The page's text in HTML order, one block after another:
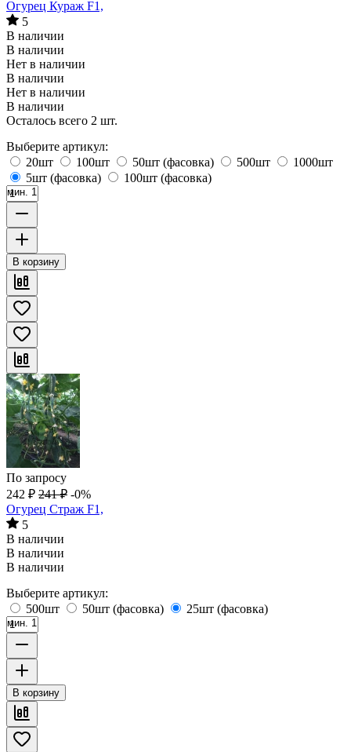
Огурец Кураж F1,
5
В наличии
В наличии
Нет в наличии
В наличии
Нет в наличии
В наличии
Осталось всего 2 шт.
Выберите артикул:
20шт
100шт 50шт (фасовка) 500шт
1000шт
5шт (фасовка)
100шт (фасовка)
мин. 1
В корзину
По запросу
242 ₽ 241 ₽ -0%
Огурец Страж F1,
5
В наличии
В наличии
В наличии
Выберите артикул:
500шт
50шт (фасовка) 25шт (фасовка)
мин. 1
В корзину